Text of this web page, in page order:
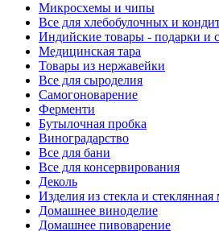
Микросхемы и чипы
Все для хлебобулочных и
Индийские товары - подарки и
Медицинская тара
Товары из нержавейки
Все для сыроделия
Самогоноварение
Ферменти
Бутылочная пробка
Виноградарство
Все для бани
Все для консервирования
Деколь
Изделия из стекла и стеклянная
Домашнее виноделие
Домашнее пивоварение